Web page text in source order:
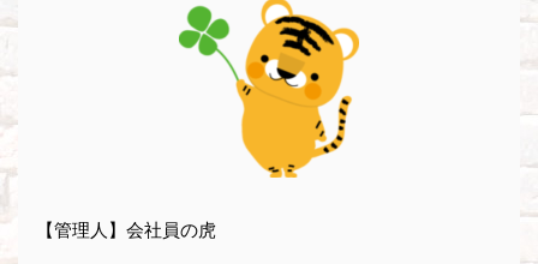
【管理人】会社員の虎